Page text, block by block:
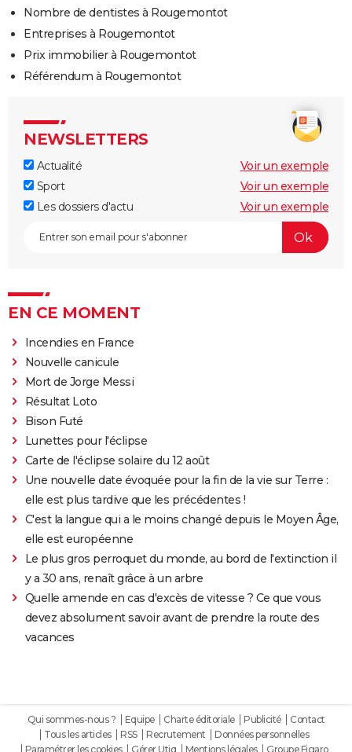
Nombre de dentistes à Rougemontot
Entreprises à Rougemontot
Prix immobilier à Rougemontot
Référendum à Rougemontot
NEWSLETTERS
Actualité
Voir un exemple
Sport
Voir un exemple
Les dossiers d'actu
Voir un exemple
EN CE MOMENT
Incendies en France
Nouvelle canicule
Mort de Jorge Messi
Résultat Loto
Bison Futé
Lunettes pour l'éclipse
Carte de l'éclipse solaire du 12 août
Une nouvelle date évoquée pour la fin de la vie sur Terre :
elle est plus tardive que les précédentes !
C'est la langue qui a le moins changé depuis le Moyen Âge,
elle est européenne
Le plus gros perroquet du monde, au bord de l'extinction il
y a 30 ans, renaît grâce à un arbre
Quelle amende en cas d'excès de vitesse ? Ce que vous
devez absolument savoir avant de prendre la route des
vacances
Qui sommes-nous ? Equipe Charte éditoriale Publicité
Contact
Tous les articles
RSS Recrutement
Données personnelles
Paramétrer les cookies
Gérer Utiq Mentions légales Groupe Figaro